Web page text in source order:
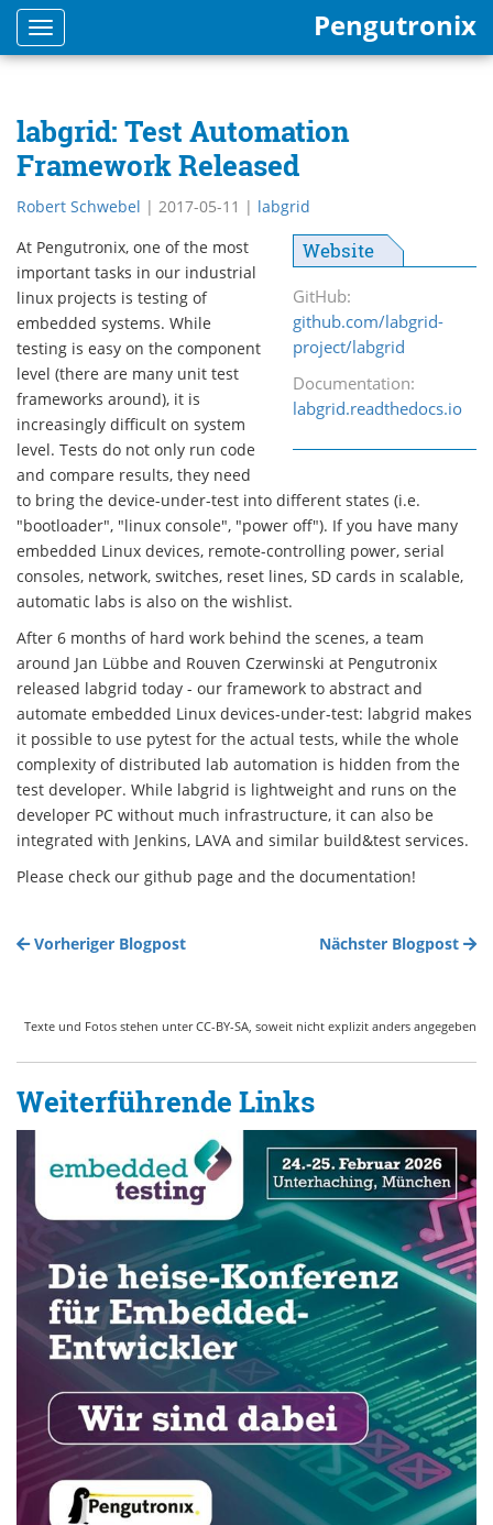
Toggle
navigation
Pengutronix
labgrid: Test Automation
Framework Released
Robert Schwebel | 2017-05-11 | labgrid
Website
GitHub:
github.com/labgrid-
project/labgrid
Documentation:
labgrid.readthedocs.io
At Pengutronix, one of the most
important tasks in our industrial
linux projects is testing of
embedded systems. While
testing is easy on the component
level (there are many unit test
frameworks around), it is
increasingly difficult on system
level. Tests do not only run code
and compare results, they need
to bring the device-under-test into different states (i.e.
"bootloader", "linux console", "power off"). If you have many
embedded Linux devices, remote-controlling power, serial
consoles, network, switches, reset lines, SD cards in scalable,
automatic labs is also on the wishlist.
After 6 months of hard work behind the scenes, a team
around Jan Lübbe and Rouven Czerwinski at Pengutronix
released labgrid today - our framework to abstract and
automate embedded Linux devices-under-test: labgrid makes
it possible to use pytest for the actual tests, while the whole
complexity of distributed lab automation is hidden from the
test developer. While labgrid is lightweight and runs on the
developer PC without much infrastructure, it can also be
integrated with Jenkins, LAVA and similar build&test services.
Please check our github page and the documentation!
Vorheriger Blogpost Nächster Blogpost
Texte und Fotos stehen unter CC-BY-SA, soweit nicht explizit anders angegeben
Weiterführende Links